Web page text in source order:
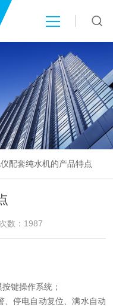
配套纯水机的产品特点
数：1987
键操作系统；
停电自动复位、满水自动